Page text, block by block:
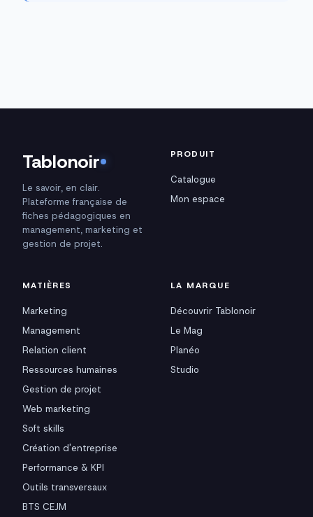
Tablonoir
Le savoir, en clair.
Plateforme française de
fiches pédagogiques en
management, marketing et
gestion de projet.
PRODUIT
Catalogue
Mon espace
MATIÈRES
Marketing
Management
Relation client
Ressources humaines
Gestion de projet
Web marketing
Soft skills
Création d'entreprise
Performance & KPI
Outils transversaux
BTS CEJM
LA MARQUE
Découvrir Tablonoir
Le Mag
Planéo
Studio